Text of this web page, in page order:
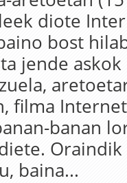
diote
bost
jende
filma
banan
Oraindik
baina...